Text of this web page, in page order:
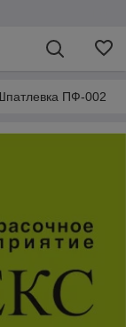
ПФ-002